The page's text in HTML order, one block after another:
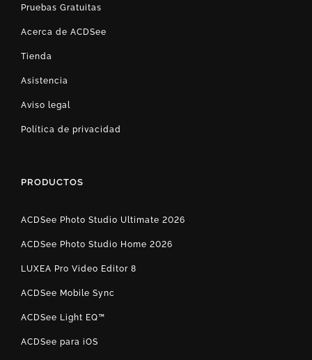
Pruebas Gratuitas
Acerca de ACDSee
Tienda
Asistencia
Aviso legal
Política de privacidad
PRODUCTOS
ACDSee Photo Studio Ultimate 2026
ACDSee Photo Studio Home 2026
LUXEA Pro Video Editor 8
ACDSee Mobile Sync
ACDSee Light EQ™
ACDSee para iOS